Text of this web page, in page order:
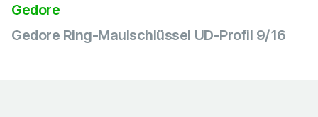
Gedore
Gedore Ring-Maulschlüssel UD-Profil 9/16